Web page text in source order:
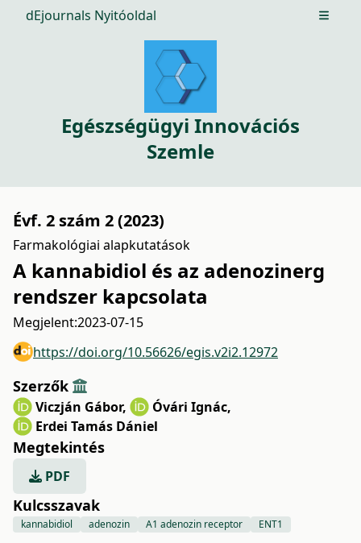
dEjournals Nyitóoldal Open
Egészségügyi Innovációs
Szemle
Évf. 2 szám 2 (2023)
Farmakológiai alapkutatások
A kannabidiol és az adenozinerg
rendszer kapcsolata
Megjelent:2023-07-15
https://doi.org/10.56626/egis.v2i2.12972
Szerzők
Viczján Gábor, Óvári Ignác,
Erdei Tamás Dániel
Megtekintés
PDF
Kulcsszavak
kannabidiol adenozin A1 adenozin receptor ENT1